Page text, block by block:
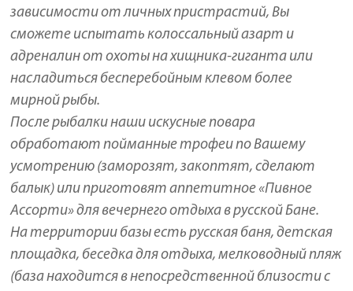
зависимости от личных пристрастий, Вы
сможете испытать колоссальный азарт и
адреналин от охоты на хищника-гиганта или
насладиться бесперебойным клевом более
мирной рыбы.
После рыбалки наши искусные повара
обработают пойманные трофеи по Вашему
усмотрению (заморозят, закоптят, сделают
балык) или приготовят аппетитное «Пивное
Ассорти» для вечернего отдыха в русской Бане.
На территории базы есть русская баня, детская
площадка, беседка для отдыха, мелководный пляж
(база находится в непосредственной близости с